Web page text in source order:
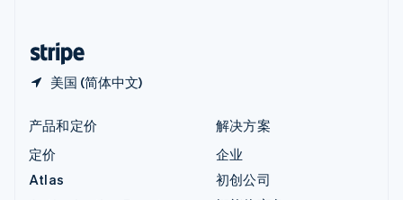
美国 (简体中文)
产品和定价
定价
Atlas
解决方案
企业
初创公司